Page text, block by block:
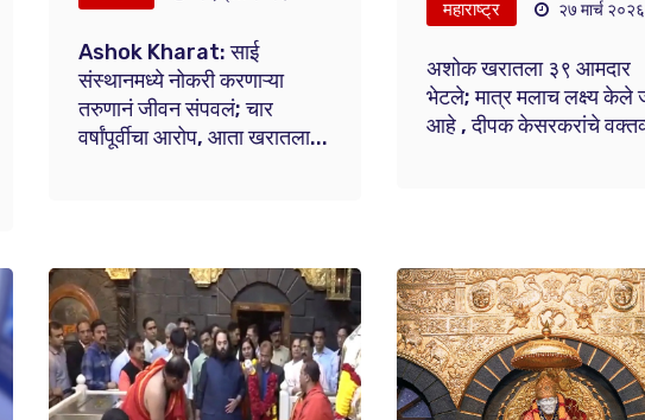
Ashok Kharat: साई
संस्थानमध्ये नोकरी करणाऱ्या
तरुणानं जीवन संपवलं; चार
वर्षांपूर्वीचा आरोप, आता खरातला...
महाराष्ट्र २७ मार्च २०२६
अशोक खरातला ३९ आमदार
भेटले; मात्र मलाच लक्ष्य केले
आहे , दीपक केसरकरांचे